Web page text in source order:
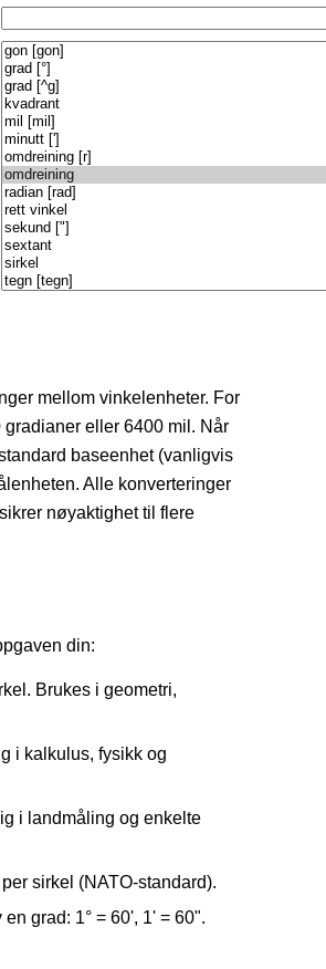
mellom vinkelenheter. For
eller 6400 mil. Når
baseenhet (vanligvis
Alle konverteringer
nøyaktighet til flere
din:
Brukes i geometri,
i kalkulus, fysikk og
i landmåling og enkelte
sirkel (NATO-standard).
grad: 1° = 60', 1' = 60".